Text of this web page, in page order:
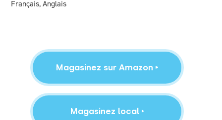
Français, Anglais
Magasinez sur Amazon
Magasinez local